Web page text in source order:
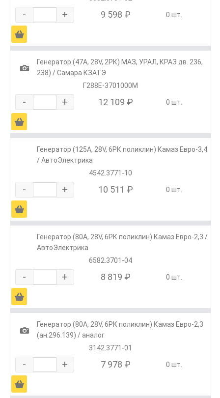
- + 9 598 ₽ 0 шт.
Ä
1
Генератор (47А, 28V, 2РК) МАЗ, УРАЛ, КРАЗ дв. 236,
238) / Самара КЗАТЭ
Г288Е-3701000М
- + 12 109 ₽ 0 шт.
Ä
Генератор (125А, 28V, 6РК поликлин) Камаз Евро-3,4
/ АвтоЭлектрика
4542.3771-10
- + 10 511 ₽ 0 шт.
Ä
Генератор (80А, 28V, 6РК поликлин) Камаз Евро-2,3 /
АвтоЭлектрика
6582.3701-04
- + 8 819 ₽ 0 шт.
Ä
1
Генератор (80А, 28V, 6РК поликлин) Камаз Евро-2,3
(ан.296.139) / аналог
3142.3771-01
- + 7 978 ₽ 0 шт.
Ä